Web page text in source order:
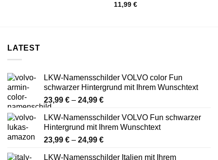
11,99 €
LATEST
LKW-Namensschilder VOLVO color Fun
schwarzer Hintergrund mit Ihrem Wunschtext
23,99 € – 24,99 €Preisspanne:
bis
24,99 €
LKW-Namensschilder VOLVO Fun schwarzer
Hintergrund mit Ihrem Wunschtext
23,99 € – 24,99 €Preisspanne:
LKW-Namensschilder Italien mit Ihrem